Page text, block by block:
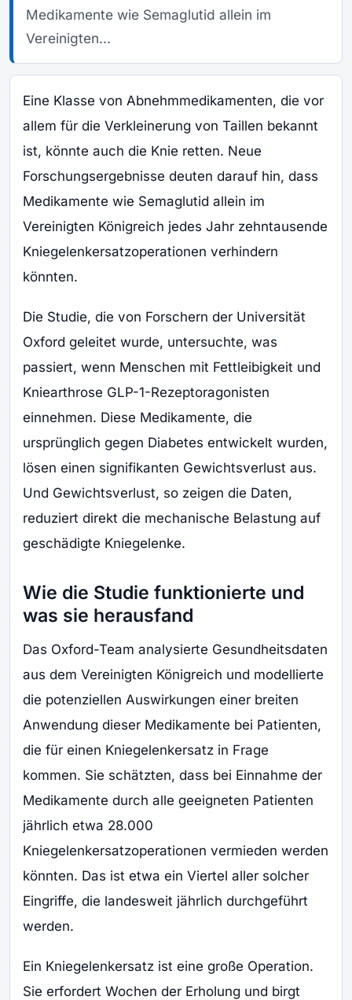
Medikamente wie Semaglutid allein im
Vereinigten...
Eine Klasse von Abnehmmedikamenten, die vor
allem für die Verkleinerung von Taillen bekannt
ist, könnte auch die Knie retten. Neue
Forschungsergebnisse deuten darauf hin, dass
Medikamente wie Semaglutid allein im
Vereinigten Königreich jedes Jahr zehntausende
Kniegelenkersatzoperationen verhindern
könnten.
Die Studie, die von Forschern der Universität
Oxford geleitet wurde, untersuchte, was
passiert, wenn Menschen mit Fettleibigkeit und
Kniearthrose GLP-1-Rezeptoragonisten
einnehmen. Diese Medikamente, die
ursprünglich gegen Diabetes entwickelt wurden,
lösen einen signifikanten Gewichtsverlust aus.
Und Gewichtsverlust, so zeigen die Daten,
reduziert direkt die mechanische Belastung auf
geschädigte Kniegelenke.
Wie die Studie funktionierte und
was sie herausfand
Das Oxford-Team analysierte Gesundheitsdaten
aus dem Vereinigten Königreich und modellierte
die potenziellen Auswirkungen einer breiten
Anwendung dieser Medikamente bei Patienten,
die für einen Kniegelenkersatz in Frage
kommen. Sie schätzten, dass bei Einnahme der
Medikamente durch alle geeigneten Patienten
jährlich etwa 28.000
Kniegelenkersatzoperationen vermieden werden
könnten. Das ist etwa ein Viertel aller solcher
Eingriffe, die landesweit jährlich durchgeführt
werden.
Ein Kniegelenkersatz ist eine große Operation.
Sie erfordert Wochen der Erholung und birgt